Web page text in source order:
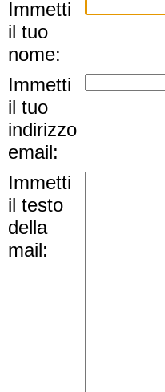
Immetti
il tuo
nome:
Immetti
il tuo
indirizzo
email:
Immetti
il testo
della
mail: